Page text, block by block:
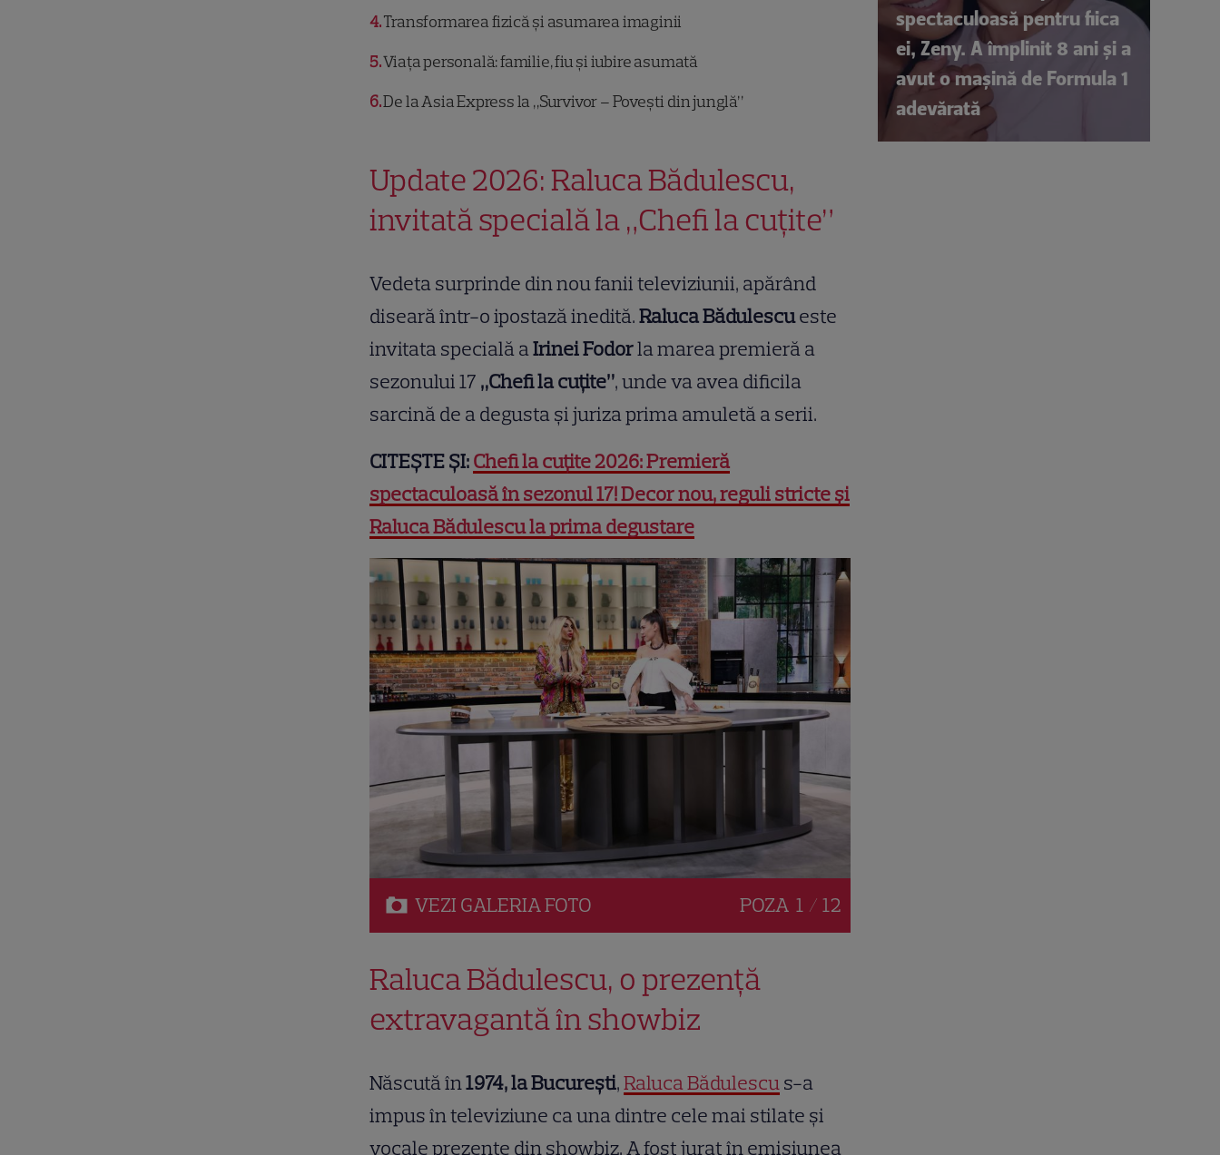
4Transformarea fizică și asumarea imaginii
5Viața personală: familie, fiu și iubire asumată
6De la Asia Express la „Survivor – Povești din junglă”
Update 2026: Raluca Bădulescu,
invitată specială la „Chefi la cuțite”
Vedeta surprinde din nou fanii televiziunii, apărând
diseară într-o ipostază inedită.Raluca Bădulescueste
invitata specială aIrinei Fodorla marea premieră a
sezonului 17 „Chefi la cuțite”, unde va avea dificila
sarcină de a degusta și juriza prima amuletă a serii.
CITEȘTE ȘI:Chefi la cuțite 2026: Premieră
spectaculoasă în sezonul 17! Decor nou, reguli stricte și
Raluca Bădulescu la prima degustare
VEZI GALERIAFOTO POZA 1 / 12
Raluca Bădulescu, o prezență
extravagantă în showbiz
Născută în1974, la București,Raluca Bădulescus-a
impus în televiziune ca una dintre cele mai stilate și
vocale prezențe din showbiz. A fost jurat în emisiunea
spectaculoasă pentru fiica
ei, Zeny. A împlinit 8 ani și a
avut o mașină de Formula 1
adevărată